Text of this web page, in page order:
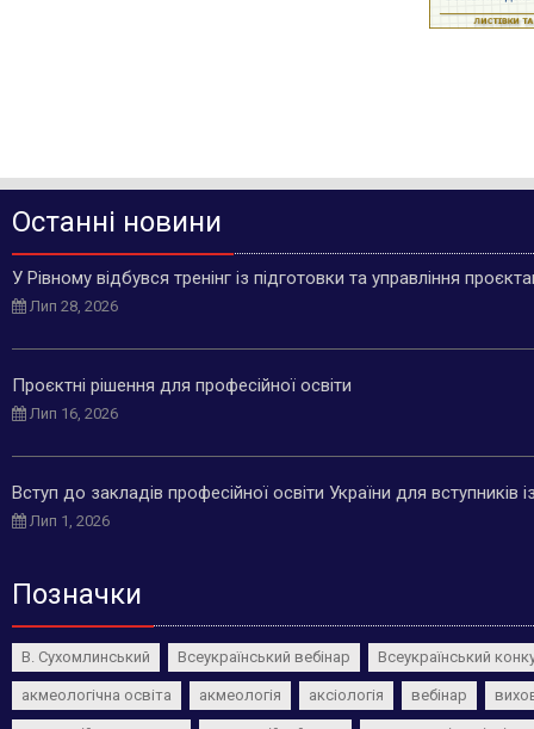
Останні новини
У Рівному відбувся тренінг із підготовки та управління
Лип 28, 2026
Проєктні рішення для професійної освіти
Лип 16, 2026
Вступ до закладів професійної освіти України для
Лип 1, 2026
Позначки
В. Сухомлинський Всеукраїнський вебінар Всеукраїнський
акмеологічна освіта акмеологія аксіологія вебінар